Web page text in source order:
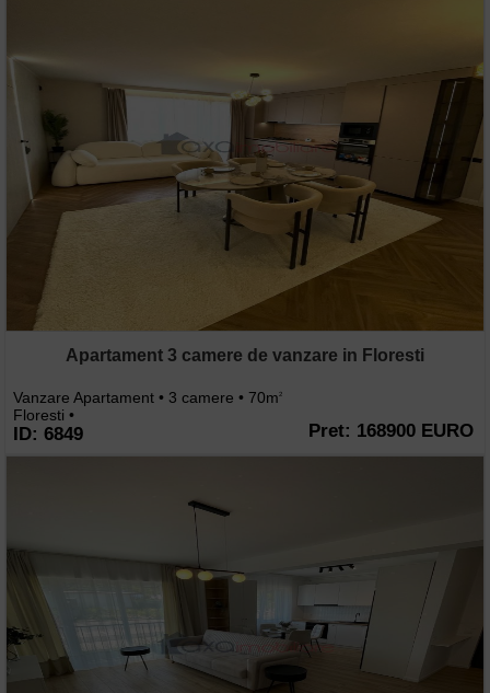
Apartament 3 camere de vanzare in Floresti
Vanzare Apartament • 3 camere • 70m2
Floresti •
ID: 6849 Pret: 168900 EURO